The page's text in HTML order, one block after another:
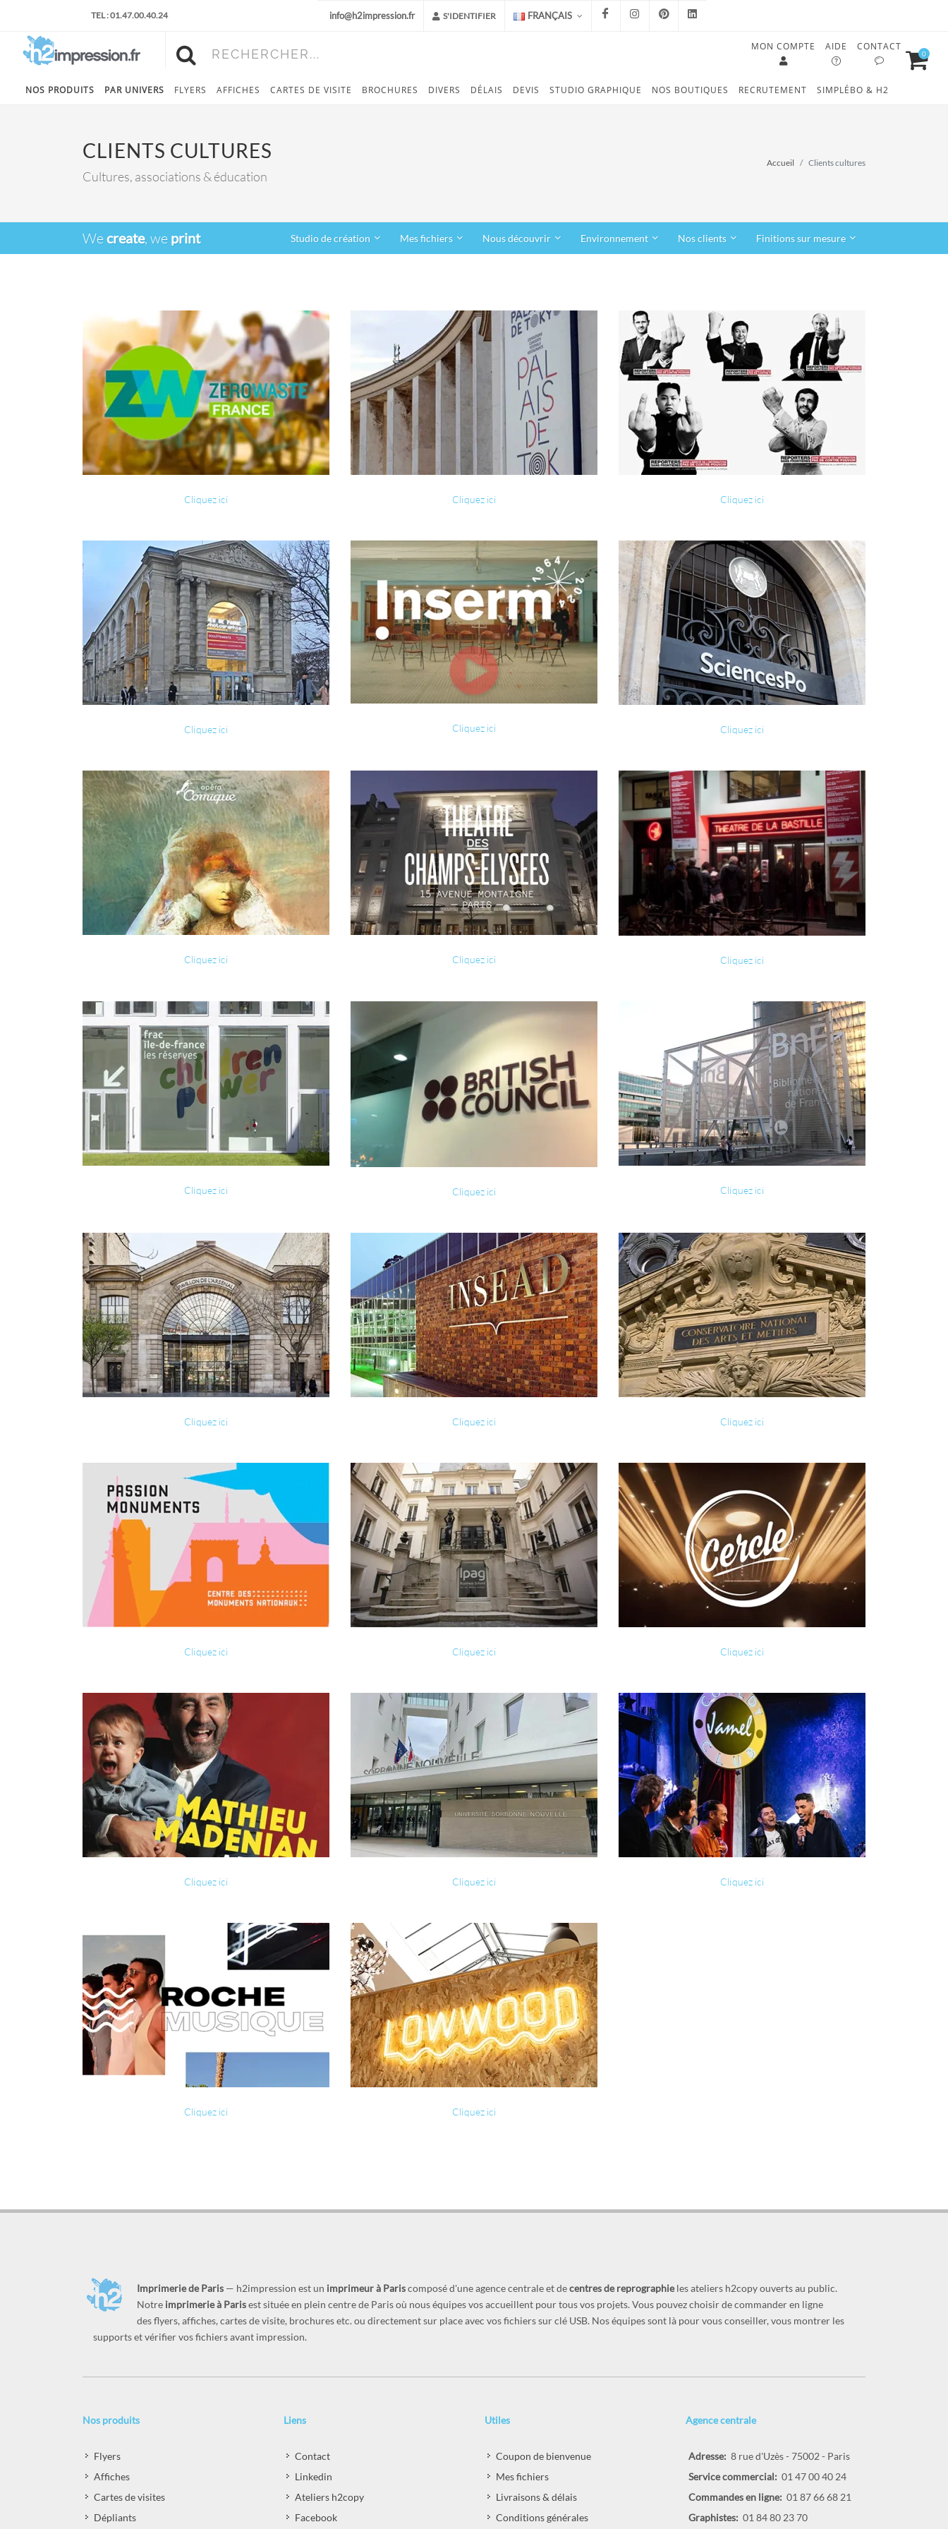
TEL : 01.47.00.40.24 info@h2impression.fr S'IDENTIFIER FRANÇAIS
RECHERCHER... 0
MON COMPTE AIDE CONTACT
NOS PRODUITS PAR UNIVERS FLYERS AFFICHES CARTES DE VISITE BROCHURES DIVERS DÉLAIS DEVIS STUDIO GRAPHIQUE NOS BOUTIQUES RECRUTEMENT SIMPLÉBO & H2
CLIENTS CULTURES
Cultures, associations & éducation
Accueil Clients cultures
Wecreate, we print Studio de création Mes fichiers Nous découvrir Environnement Nos clients Finitions sur mesure
Cliquez ici Cliquez ici Cliquez ici
Cliquez ici Cliquez ici Cliquez ici
Cliquez ici Cliquez ici Cliquez ici
Cliquez ici Cliquez ici Cliquez ici
Cliquez ici Cliquez ici Cliquez ici
Cliquez ici Cliquez ici Cliquez ici
Cliquez ici Cliquez ici Cliquez ici
Cliquez ici Cliquez ici
Imprimerie de Paris — h2impression est un imprimeur à Pariscomposé d'une agence centrale et decentres de reprographieles ateliers h2copy ouverts au public.
Notre imprimerie à Parisest située en plein centre de Paris où nous équipes vos accueillent pour tous vos projets. Vous pouvez choisir de commander en ligne
des flyers, affiches, cartes de visite, brochures etc. ou directement sur place avec vos fichiers sur clé USB. Nos équipes sont là pour vous conseiller, vous montrer les
supports et vérifier vos fichiers avant impression.
Nos produits
Flyers
Affiches
Cartes de visites
Dépliants
Liens
Contact
Linkedin
Ateliers h2copy
Facebook
Utiles
Coupon de bienvenue
Mes fichiers
Livraisons & délais
Conditions générales
Agence centrale
Adresse: 8 rue d'Uzès - 75002 - Paris
Service commercial: 01 47 00 40 24
Commandes en ligne: 01 87 66 68 21
Graphistes: 01 84 80 23 70